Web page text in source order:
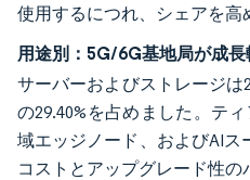
使用するにつれ、シェアを高
用途別：5G/6G基地局が成長
サーバーおよびストレージは
の29.40%を占めました。テ
域エッジノード、およびAIス
コストとアップグレード性